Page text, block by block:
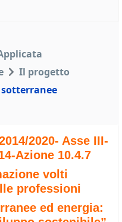
Il progetto
sotterranee
2020- Asse III-
Azione 10.4.7
volti
professioni
ed energia: